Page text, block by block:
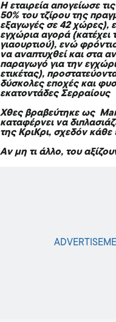
Η εταιρεία απογείωσε
50% του τζίρου της
εξαγωγές σε 42 χώρες),
εγχώρια αγορά
γιαουρτιού), ενώ
να αναπτυχθεί και στα
παραγωγό για την
ετικέτας),
δύσκολες εποχές και
εκατοντάδες Σερραίους
Χθες βραβεύτηκε ως
καταφέρνει να
της ΚριΚρι, σχεδόν κάθε
Αν μη τι άλλο, του